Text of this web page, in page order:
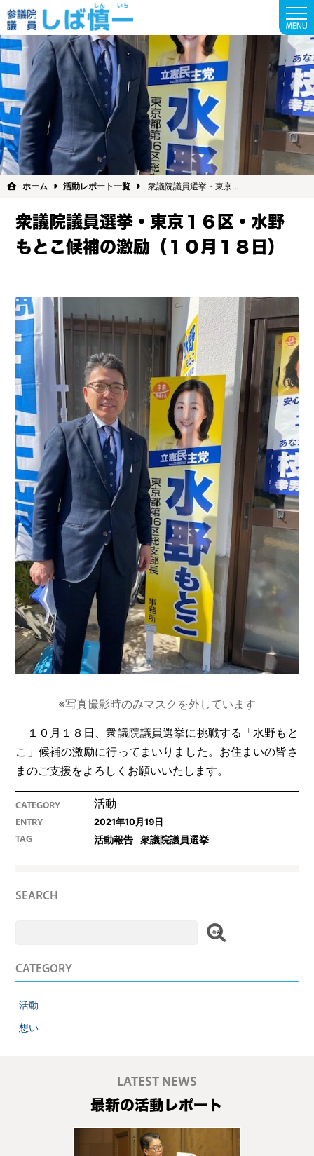
MENU
ホーム 活動レポート一覧 衆議院議員選挙・東京…
衆議院議員選挙・東京１６区・水野
もとこ候補の激励（１０月１８日）
※写真撮影時のみマスクを外しています
１０月１８日、衆議院議員選挙に挑戦する「水野もと
こ」候補の激励に行ってまいりました。お住まいの皆さ
まのご支援をよろしくお願いいたします。
CATEGORY 活動
ENTRY 2021年10月19日
TAG 活動報告 衆議院議員選挙
SEARCH
CATEGORY
活動
想い
LATEST NEWS
最新の活動レポート